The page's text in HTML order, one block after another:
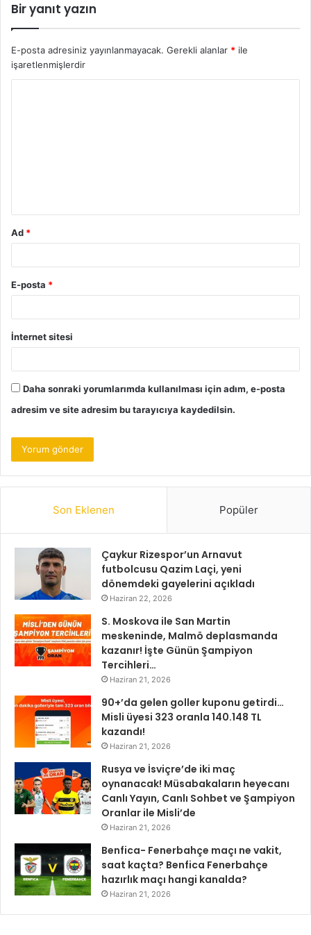
Bir yanıt yazın
E-posta adresiniz yayınlanmayacak. Gerekli alanlar * ile
işaretlenmişlerdir
Ad *
E-posta *
İnternet sitesi
Daha sonraki yorumlarımda kullanılması için adım, e-posta
adresim ve site adresim bu tarayıcıya kaydedilsin.
Son Eklenen Popüler
Çaykur Rizespor’un Arnavut
futbolcusu Qazim Laçi, yeni
dönemdeki gayelerini açıkladı
Haziran 22, 2026
S. Moskova ile San Martin
meskeninde, Malmö deplasmanda
kazanır! İşte Günün Şampiyon
Tercihleri…
Haziran 21, 2026
90+’da gelen goller kuponu getirdi…
Misli üyesi 323 oranla 140.148 TL
kazandı!
Haziran 21, 2026
Rusya ve İsviçre’de iki maç
oynanacak! Müsabakaların heyecanı
Canlı Yayın, Canlı Sohbet ve Şampiyon
Oranlar ile Misli’de
Haziran 21, 2026
Benfica- Fenerbahçe maçı ne vakit,
saat kaçta? Benfica Fenerbahçe
hazırlık maçı hangi kanalda?
Haziran 21, 2026